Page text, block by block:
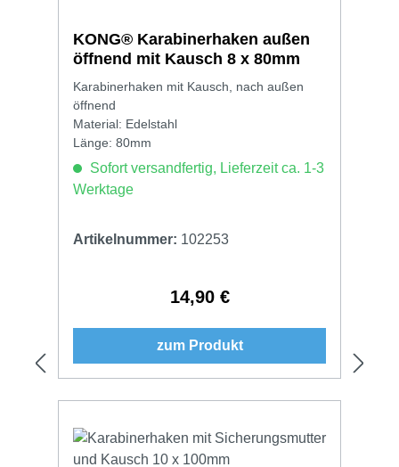
KONG® Karabinerhaken außen
öffnend mit Kausch 8 x 80mm
Karabinerhaken mit Kausch, nach außen
öffnend
Material: Edelstahl
Länge: 80mm
Sofort versandfertig, Lieferzeit ca. 1-3
Werktage
Artikelnummer: 102253
Regulärer Preis:
14,90 €
zum Produkt